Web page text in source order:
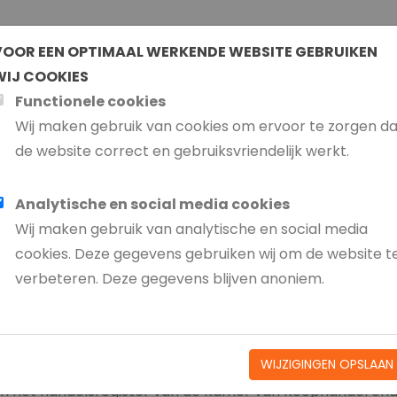
VAN
verstaan onder
bepalingen;
gevestigd te Boesingheliede en kantoorhoudende
het handelsregister van de Kamer van Koophandel
EEN OPTIMAAL WERKENDE WEBSITE GEBRUIKEN
COOKIES
Functionele cookies
Wij maken gebruik van cookies om ervoor te zorgen
de website correct en gebruiksvriendelijk werkt.
Analytische en social media cookies
Wij maken gebruik van analytische en social media
cookies. Deze gegevens gebruiken wij om de website
verbeteren. Deze gegevens blijven anoniem.
WIJZIGINGEN OPSLAAN